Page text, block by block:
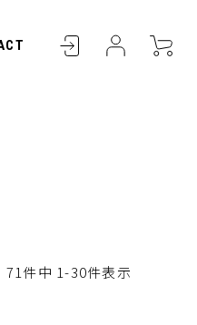
71 件中 1-30件表示